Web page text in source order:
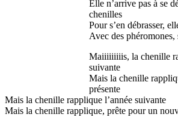
Elle n’arrive pas à se
chenilles
Pour s’en débrasser,
Avec des
Maiiiiiiiiis, la chenille
suivante
Mais la chenille
présente
Mais la chenille rapplique l’année suivante
Mais la chenille rapplique, prête pour un